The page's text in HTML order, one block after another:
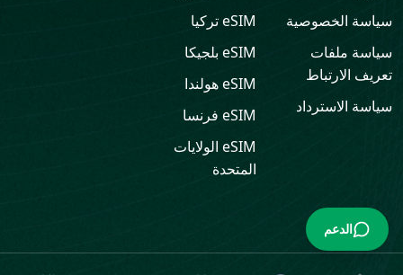
سياسة الخصوصية
سياسة ملفات
تعريف الارتباط
سياسة الاسترداد
eSIMتركيا
eSIM بلجيكا
eSIMهولندا
eSIM فرنسا
eSIM الولايات
المتحدة
الدعم